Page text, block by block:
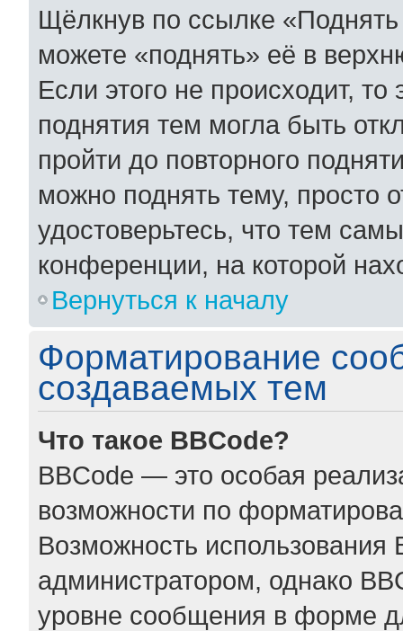
Щёлкнув по ссылке
можете «поднять» её в
Если этого не происходит, то
поднятия тем могла быть
пройти до повторного
можно поднять тему, просто
удостоверьтесь, что тем
конференции, на которой
Вернуться к началу
Форматирование
создаваемых тем
Что такое BBCode?
BBCode — это особая
возможности по
Возможность использования
администратором, однако
уровне сообщения в форме